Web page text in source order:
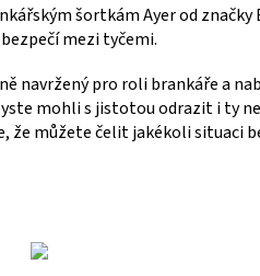
šortkám Ayer od značky
mezi tyčemi.
navržený pro roli brankáře a
mohli s jistotou odrazit i ty
můžete čelit jakékoli situaci